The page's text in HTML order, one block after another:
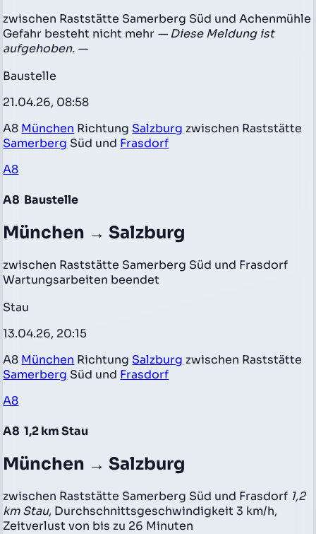
zwischen Raststätte Samerberg Süd und Achenmühle
Gefahr besteht nicht mehr — Diese Meldung ist
aufgehoben. —
Baustelle
21.04.26, 08:58
A8 München Richtung Salzburg zwischen Raststätte
Samerberg Süd und Frasdorf
A8
A8 Baustelle
München → Salzburg
zwischen Raststätte Samerberg Süd und Frasdorf
Wartungsarbeiten beendet
Stau
13.04.26, 20:15
A8 München Richtung Salzburg zwischen Raststätte
Samerberg Süd und Frasdorf
A8
A8 1,2 km Stau
München → Salzburg
zwischen Raststätte Samerberg Süd und Frasdorf 1,2
km Stau, Durchschnittsgeschwindigkeit 3 km/h,
Zeitverlust von bis zu 26 Minuten